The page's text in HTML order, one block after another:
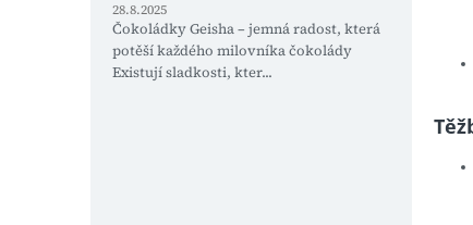
28.8.2025
Čokoládky Geisha – jemná radost, která
potěší každého milovníka čokolády
Existují sladkosti, kter...